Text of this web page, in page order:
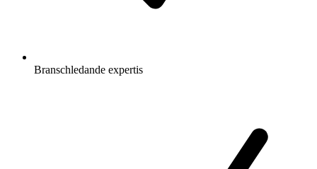
Branschledande expertis